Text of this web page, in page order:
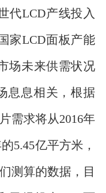
代LCD产线投入
家LCD面板产能
场未来供需状况
息息相关，根据
需求将从2016年
5.45亿平方米，
测算的数据，目